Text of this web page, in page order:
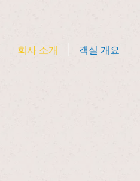
회사 소개 객실 개요